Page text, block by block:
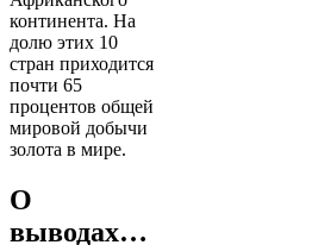
континента. На
долю этих 10
стран приходится
почти 65
процентов общей
мировой добычи
золота в мире.
О
выводах…